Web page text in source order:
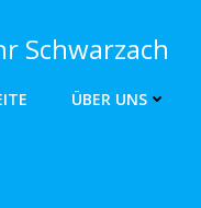
Schwarzach
ÜBER UNS